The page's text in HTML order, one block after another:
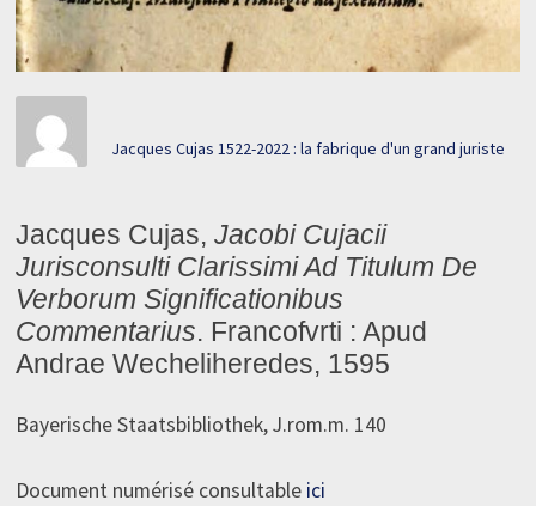
Jacques Cujas 1522-2022 : la fabrique d'un grand juriste
Jacques Cujas, Jacobi Cujacii
Jurisconsulti Clarissimi Ad Titulum De
Verborum Significationibus
Commentarius. Francofvrti : Apud
Andrae Wecheliheredes, 1595
Bayerische Staatsbibliothek, J.rom.m. 140
Document numérisé consultable ici